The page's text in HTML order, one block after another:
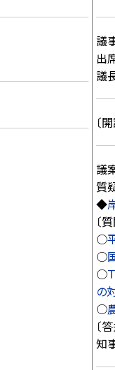
議
出
議
〔
議
質
◆
〔
○
○
○
の
○
〔
知